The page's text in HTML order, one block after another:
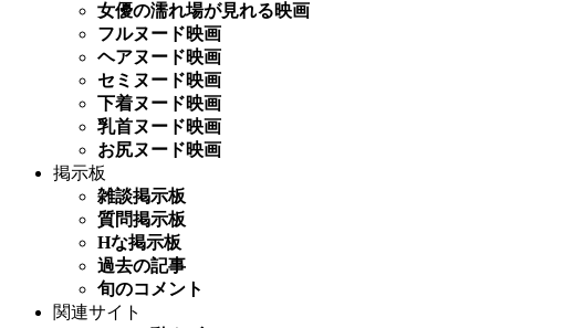
女優の濡れ場が見れる映画
フルヌード映画
ヘアヌード映画
セミヌード映画
下着ヌード映画
乳首ヌード映画
お尻ヌード映画
掲示板
雑談掲示板
質問掲示板
Hな掲示板
過去の記事
旬のコメント
関連サイト